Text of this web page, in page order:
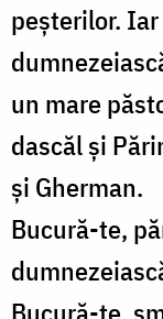
peșterilor.
un mare
dascăl și
și Gherman.
Bucură-te,